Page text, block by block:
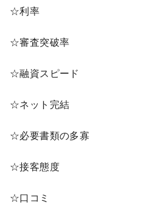
☆利率
☆審査突破率
☆融資スピード
☆ネット完結
☆必要書類の多寡
☆接客態度
☆口コミ